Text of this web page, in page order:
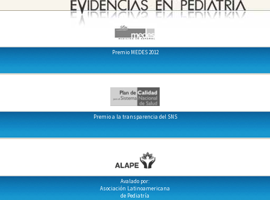
Premio MEDES 2012
Premio a la transparencia del SNS
Avalado por:
Asociación Latinoamericana
de Pediatría